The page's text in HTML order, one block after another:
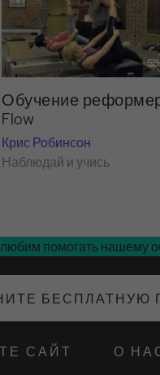
Обучение
Flow
Крис Робинсон
Наблюдай и учись
помогать нашему
САЙТ О